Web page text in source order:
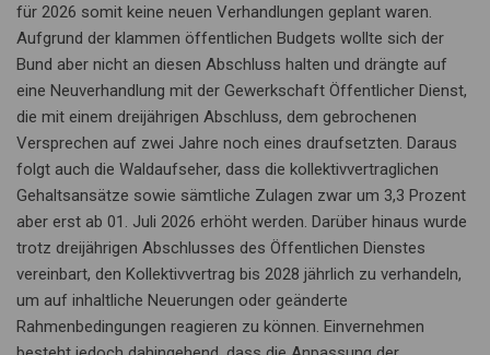
für 2026 somit keine neuen Verhandlungen geplant waren.
Aufgrund der klammen öffentlichen Budgets wollte sich der
Bund aber nicht an diesen Abschluss halten und drängte auf
eine Neuverhandlung mit der Gewerkschaft Öffentlicher Dienst,
die mit einem dreijährigen Abschluss, dem gebrochenen
Versprechen auf zwei Jahre noch eines draufsetzten. Daraus
folgt auch die Waldaufseher, dass die kollektivvertraglichen
Gehaltsansätze sowie sämtliche Zulagen zwar um 3,3 Prozent
aber erst ab 01. Juli 2026 erhöht werden. Darüber hinaus wurde
trotz dreijährigen Abschlusses des Öffentlichen Dienstes
vereinbart, den Kollektivvertrag bis 2028 jährlich zu verhandeln,
um auf inhaltliche Neuerungen oder geänderte
Rahmenbedingungen reagieren zu können. Einvernehmen